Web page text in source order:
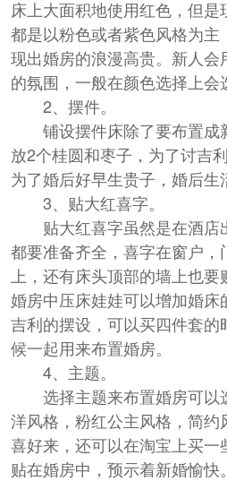
床上大面积地使用红色，但
都是以粉色或者紫色风格为主
现出婚房的浪漫高贵。新人
的氛围，一般在颜色选择上会
2、摆件。
铺设摆件床除了要布置成
放2个桂圆和枣子，为了讨吉
为了婚后好早生贵子，婚后生
3、贴大红喜字。
贴大红喜字虽然是在酒店
都要准备齐全，喜字在窗户
上，还有床头顶部的墙上也
婚房中压床娃娃可以增加婚
吉利的摆设，可以买四件套
候一起用来布置婚房。
4、主题。
选择主题来布置婚房可以
洋风格，粉红公主风格，简
喜好来，还可以在淘宝上买
贴在婚房中，预示着新婚愉快。